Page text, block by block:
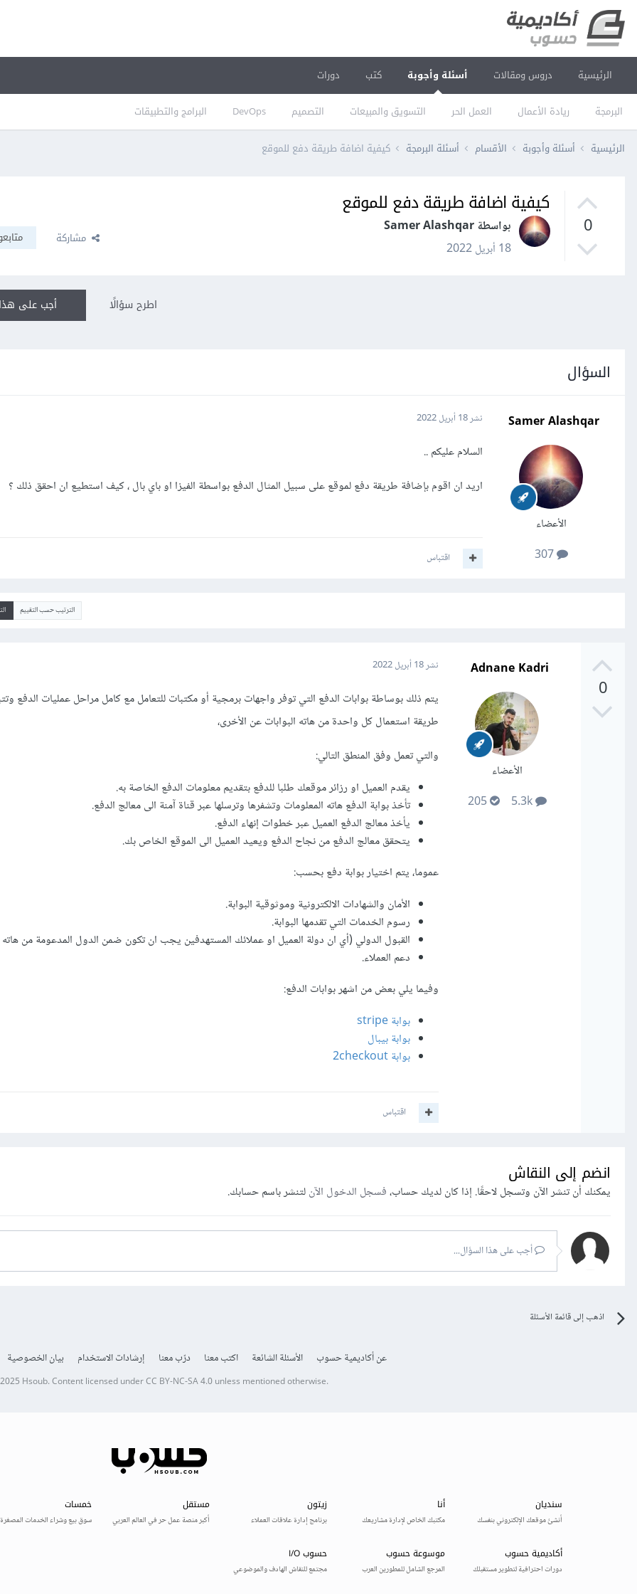
الرئيسية دروس ومقالات أسئلة وأجوبة
البرمجة ريادة الأعمال العمل الحر التسويق والمبيعات التصميم DevOps البرامج والتطبيقات
كتب دورات
الرئيسية أسئلة وأجوبة الأقسام أسئلة البرمجة كيفية اضافة طريقة دفع للموقع
0
كيفية اضافة طريقة دفع للموقع
بواسطة Samer Alashqar
18 أبريل 2022
مشاركة
أجب على اطرح سؤالًا
السؤال
Samer Alashqar
الأعضاء
307
نشر18 أبريل 2022
السلام عليكم ..
اريد ان اقوم بإضافة طريقة دفع لموقع على سبيل المثال الدفع بواسطة الفيزا او باي بال ، كيف استطيع ان احقق ذلك ؟
اقتباس
الترتيب حسب التقييم
0
Adnane Kadri
الأعضاء
5.3k
205
نشر18 أبريل 2022
يتم ذلك بوساطة بوابات الدفع التي توفر واجهات برمجية أو مكتبات للتعامل مع كامل مراحل عمليات الدفع
طريقة استعمال كل واحدة من هاته البوابات عن الأخرى،
والتي تعمل وفق المنطق التالي:
يقدم العميل او رزائر موقعك طلبا للدفع بتقديم معلومات الدفع الخاصة به.
تأخذ بوابة الدفع هاته المعلومات وتشفرها وترسلها عبر قناة آمنة الى معالج الدفع.
يأخذ معالج الدفع العميل عبر خطوات إنهاء الدفع.
يتحقق معالج الدفع من نجاح الدفع ويعيد العميل الى الموقع الخاص بك.
عموما، يتم اختيار بوابة دفع بحسب:
الأمان والشهادات الالكترونية وموثوقية البوابة.
رسوم الخدمات التي تقدمها البوابة.
القبول الدولي (أي ان دولة العميل او عملائك المستهدفين يجب ان تكون ضمن الدول المدعومة من هاته
دعم العملاء.
وفيما يلي بعض من اشهر بوابات الدفع:
بوابة stripe
بوابة بيبال
بوابة 2checkout
اقتباس
انضم إلى النقاش
يمكنك أن تنشر الآن وتسجل لاحقًا. إذا كان لديك حساب،فسجل الدخول الآنلتنشر باسم حسابك.
أجب على هذا السؤال...
اذهب إلى قائمة الأسئلة
عن أكاديمية حسوب الأسئلة الشائعة اكتب معنا درّب معنا إرشادات الاستخدام بيان الخصوصية
Hsoub.Content licensed underCC BY-NC-SA 4.0unless mentioned otherwise.